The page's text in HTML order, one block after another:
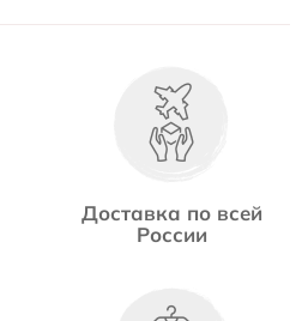
Доставка по всей
России